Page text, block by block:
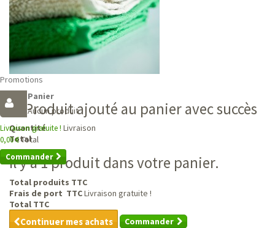
Promotions
Panier
Aucun produit
Livraison gratuite ! Livraison
0,00 €Total
Commander
Produit ajouté au panier avec succès
Quantité
Total
Il y a 1 produit dans votre panier.
Total produits TTC
Frais de port TTCLivraison gratuite !
Total TTC
Continuer mes achats Commander